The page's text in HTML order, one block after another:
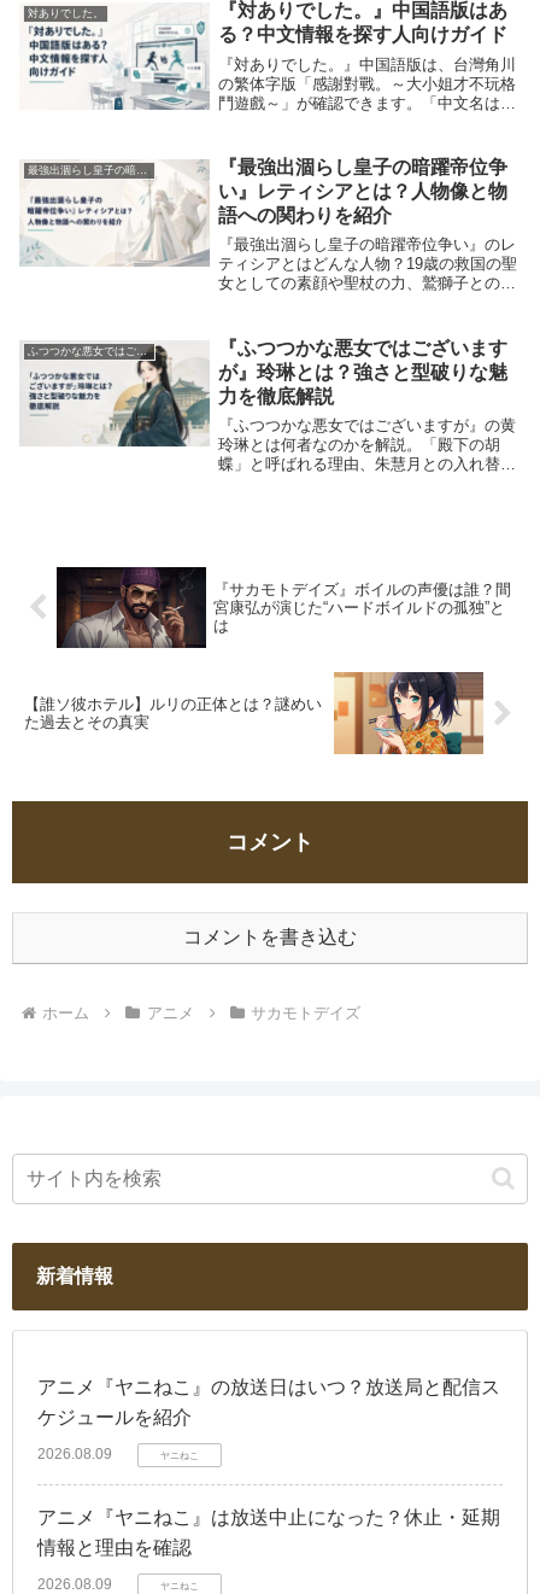
「影の君主」は主人公と深い関わりを持
ち、物語の展開を...
対ありでした。
『対ありでした。』中国語版はあ
る？中文情報を探す人向けガイド
『対ありでした。』中国語版は、台灣角川
の繁体字版「感謝對戰。～大小姐才不玩格
鬥遊戲～」が確認できます。「中文名は
な、マジで分かる。先に押さえるべきは、
繁体字版コミック...
最強出涸らし皇子の暗躍帝位争い
『最強出涸らし皇子の暗躍帝位争
い』レティシアとは？人物像と物
語への関わりを紹介
『最強出涸らし皇子の暗躍帝位争い』のレ
ティシアとはどんな人物？19歳の救国の聖
女としての素顔や聖杖の力、鷲獅子との関
を解説します。
ふつつかな悪女ではございますが
『ふつつかな悪女ではございます
が』玲琳とは？強さと型破りな魅
力を徹底解説
『ふつつかな悪女ではございますが』の黄
玲琳とは何者なのかを解説。「殿下の胡
蝶」と呼ばれる理由、朱慧月との入れ替わ
『サカモトデイズ』ボイルの声優は誰？間
宮康弘が演じた“ハードボイルドの孤独”と
は
【誰ソ彼ホテル】ルリの正体とは？謎めい
た過去とその真実
コメント
コメントを書き込む
ホーム アニメ サカモトデイズ
新着情報
アニメ『ヤニねこ』の放送日はいつ？放送局と配信ス
ケジュールを紹介
2026.08.09 ヤニねこ
アニメ『ヤニねこ』は放送中止になった？休止・延期
情報と理由を確認
2026.08.09 ヤニねこ